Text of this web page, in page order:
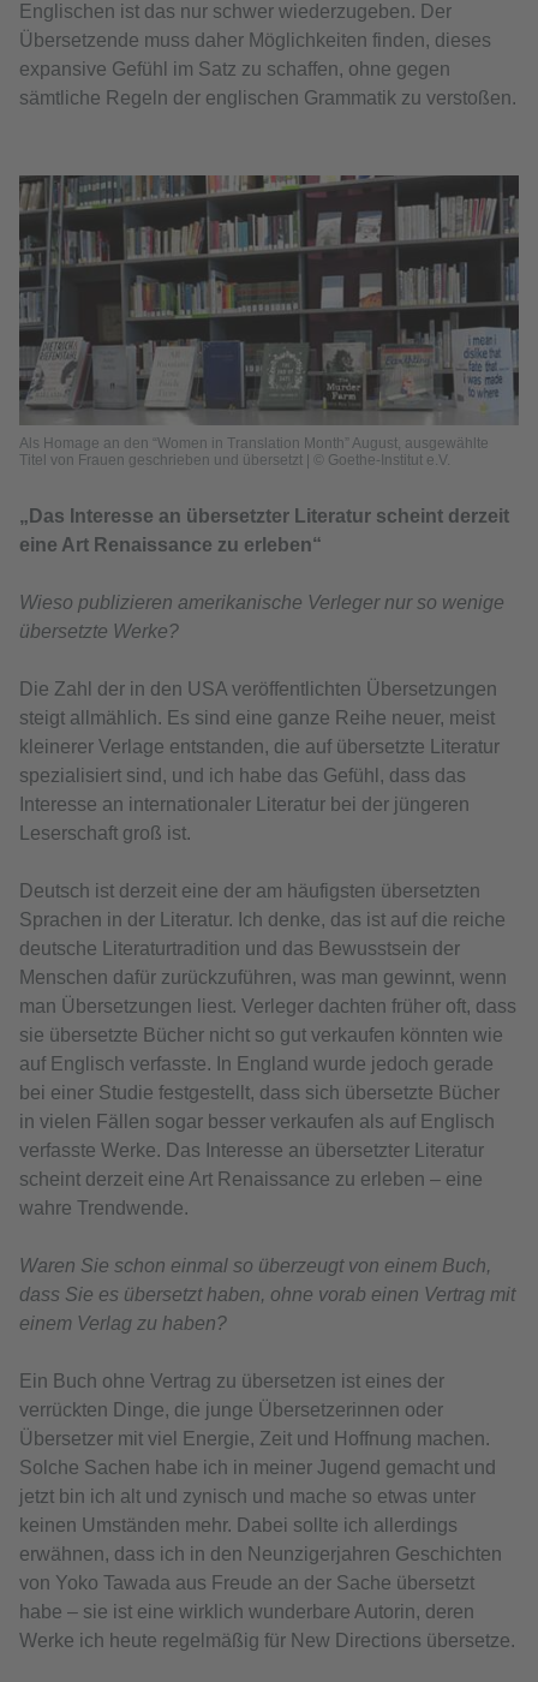
Englischen ist das nur schwer wiederzugeben. Der
Übersetzende muss daher Möglichkeiten finden, dieses
expansive Gefühl im Satz zu schaffen, ohne gegen
sämtliche Regeln der englischen Grammatik zu verstoßen.
Als Homage an den “Women in Translation Month” August, ausgewählte
Titel von Frauen geschrieben und übersetzt | © Goethe-Institut e.V.
„Das Interesse an übersetzter Literatur scheint derzeit
eine Art Renaissance zu erleben“
Wieso publizieren amerikanische Verleger nur so wenige
übersetzte Werke?
Die Zahl der in den USA veröffentlichten Übersetzungen
steigt allmählich. Es sind eine ganze Reihe neuer, meist
kleinerer Verlage entstanden, die auf übersetzte Literatur
spezialisiert sind, und ich habe das Gefühl, dass das
Interesse an internationaler Literatur bei der jüngeren
Leserschaft groß ist.
Deutsch ist derzeit eine der am häufigsten übersetzten
Sprachen in der Literatur. Ich denke, das ist auf die reiche
deutsche Literaturtradition und das Bewusstsein der
Menschen dafür zurückzuführen, was man gewinnt, wenn
man Übersetzungen liest. Verleger dachten früher oft, dass
sie übersetzte Bücher nicht so gut verkaufen könnten wie
auf Englisch verfasste. In England wurde jedoch gerade
bei einer Studie festgestellt, dass sich übersetzte Bücher
in vielen Fällen sogar besser verkaufen als auf Englisch
verfasste Werke. Das Interesse an übersetzter Literatur
scheint derzeit eine Art Renaissance zu erleben – eine
wahre Trendwende.
Waren Sie schon einmal so überzeugt von einem Buch,
dass Sie es übersetzt haben, ohne vorab einen Vertrag mit
einem Verlag zu haben?
Ein Buch ohne Vertrag zu übersetzen ist eines der
verrückten Dinge, die junge Übersetzerinnen oder
Übersetzer mit viel Energie, Zeit und Hoffnung machen.
Solche Sachen habe ich in meiner Jugend gemacht und
jetzt bin ich alt und zynisch und mache so etwas unter
keinen Umständen mehr. Dabei sollte ich allerdings
erwähnen, dass ich in den Neunzigerjahren Geschichten
von Yoko Tawada aus Freude an der Sache übersetzt
habe – sie ist eine wirklich wunderbare Autorin, deren
Werke ich heute regelmäßig für New Directions übersetze.